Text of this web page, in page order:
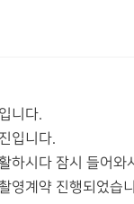
니다.
입니다.
하시다 잠시 들어와
영계약 진행되었습